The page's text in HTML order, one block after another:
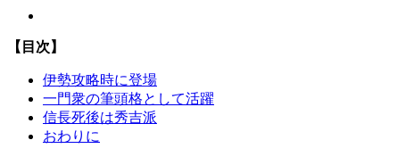
【目次】
伊勢攻略時に登場
一門衆の筆頭格として活躍
信長死後は秀吉派
おわりに